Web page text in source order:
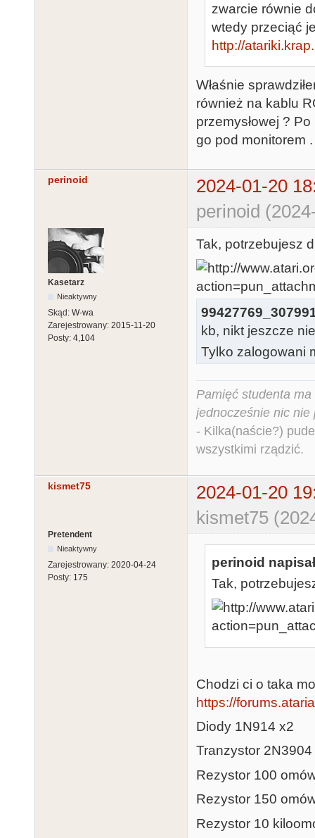
zwarcie równie
wtedy przeciąć
http://
Właśnie
również na kablu
przemysłowej ?
go pod monitorem .
perinoid
2024-01-20
perinoid
Kasetarz
Nieaktywny
Skąd: W-wa
Zarejestrowany: 2015-11-20
Posty: 4,104
Tak, potrzebujesz
kb, nikt jeszcze
Tylko zalogowani
Pamięć studenta
jednocześnie nic nie
- Kilka(naście?)
wszystkimi rządzić.
kismet75
2024-01-20
kismet75
Pretendent
Nieaktywny
Zarejestrowany: 2020-04-24
Posty: 175
perinoid
Tak,
Chodzi ci o taka
https://
Diody 1N914 x2
Tranzystor 2N3904
Rezystor 100
Rezystor 150
Rezystor 10